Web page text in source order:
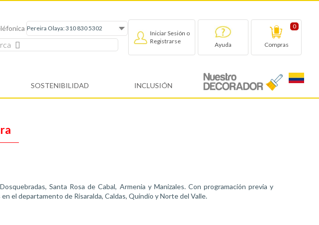
Iniciar Sesión o
Registrarse
Ayuda
0
Compras
SOSTENIBILIDAD INCLUSIÓN
Santa Rosa de Cabal, Armenia y Manizales. Con programación previa y
el departamento de Risaralda, Caldas, Quindío y Norte del Valle.